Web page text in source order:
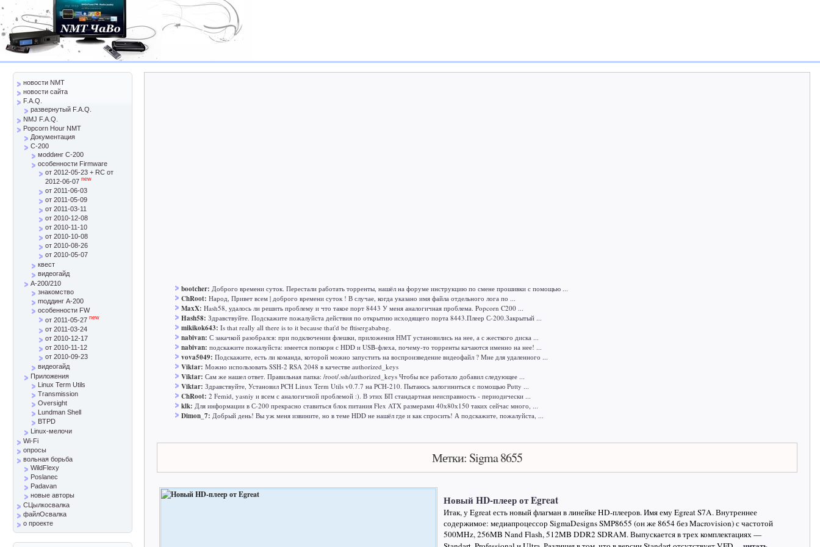
bootcher: Доброго времени суток. Перестали работать торренты, нашёл на форуме инструкцию по смене прошивки с помощью ...
ChRoot: Народ, Привет всем | доброго времени суток ! В случае, когда указано имя файла отдельного лога по ...
MaxX: Hash58, удалось ли решить проблему и что такое порт 8443 У меня аналогичная проблема. Popcorn C200 ...
Hash58: Здравствуйте. Подскажите пожалуйста действия по открытию исходящего порта 8443.Плеер С-200.Закрытый ...
mikikok643: Is that really all there is to it because that'd be fltisergababng.
nabivan: С закачкой разобрался: при подключении флешки, приложения НМТ установились на нее, а с жесткого диска ...
nabivan: подскажите пожалуйста: имеется попкорн с HDD и USB-флеха, почему-то торренты качаются именно на нее! ...
vova5049: Подскажите, есть ли команда, которой можно запустить на воспроизведение видеофайл ? Мне для удаленного ...
Viktar: Можно использовать SSH-2 RSA 2048 в качестве authorized_keys
Viktar: Сам же нашел ответ. Правильная папка: /root/.ssh/authorized_keys Чтобы все работало добавил следующее ...
Viktar: Здравствуйте, Установил PCH Linux Term Utils v0.7.7 на PCH-210. Пытаюсь залогиниться с помощью Putty ...
ChRoot: 2 Femid, yasniy и всем с аналогичной проблемой :). В этих БП стандартная неисправность - периодически ...
klk: Для информации в С-200 прекрасно ставиться блок питания Flex ATX размерами 40х80х150 таких сейчас много, ...
Dimon_7: Добрый день! Вы уж меня извините, но в теме HDD не нашёл где и как спросить! А подскажите, пожалуйста, ...
Метки: Sigma 8655
Новый HD-плеер от Egreat
Итак, у Egreat есть новый флагман в линейке HD-плееров. Имя ему Egreat S7A. Внутреннее
содержимое: медиапроцессор SigmaDesigns SMP8655 (он же 8654 без Macrovision) с частотой
500MHz, 256MB Nand Flash, 512MB DDR2 SDRAM. Выпускается в трех комплектациях —
новости NMT
новости сайта
F.A.Q.
развернутый F.A.Q.
NMJ F.A.Q.
Popcorn Hour NMT
Документация
C-200
моddинг C-200
особенности Firmware
от 2012-05-23 + RC от
2012-06-07 new
от 2011-06-03
от 2011-05-09
от 2011-03-11
от 2010-12-08
от 2010-11-10
от 2010-10-08
от 2010-08-26
от 2010-05-07
квест
видеогайд
A-200/210
знакомство
mоддинг A-200
особенности FW
от 2011-05-27 new
от 2011-03-24
от 2010-12-17
от 2010-11-12
от 2010-09-23
видеогайд
Приложения
Linux Term Utils
Transmission
Oversight
Lundman Shell
BTPD
Linux-мелочи
Wi-Fi
опросы
вольная борьба
WildFlexy
Poslanec
Padavan
новые авторы
СЦылкосвалка
файлОсвалка
о проекте